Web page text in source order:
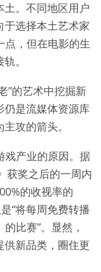
。不同地区用户
于选择本土艺术家
，但在电影的生
。
”的艺术中挖掘新
仍是流媒体资源库
攻的箭头。
产业的原因。据
获奖之后的一周内
的收视率的
“将每周免费转播
比赛”。显然，
新品类，圈住更